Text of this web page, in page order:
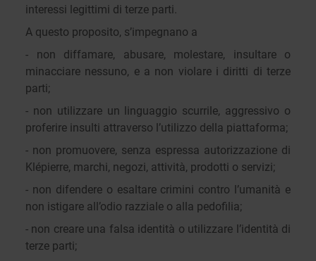
interessi legittimi di terze parti.
A questo proposito, s’impegnano a
- non diffamare, abusare, molestare, insultare o
minacciare nessuno, e a non violare i diritti di terze
parti;
- non utilizzare un linguaggio scurrile, aggressivo o
proferire insulti attraverso l’utilizzo della piattaforma;
- non promuovere, senza espressa autorizzazione di
Klépierre, marchi, negozi, attività, prodotti o servizi;
- non difendere o esaltare crimini contro l’umanità e
non istigare all’odio razziale o alla pedofilia;
- non creare una falsa identità o utilizzare l’identità di
terze parti;